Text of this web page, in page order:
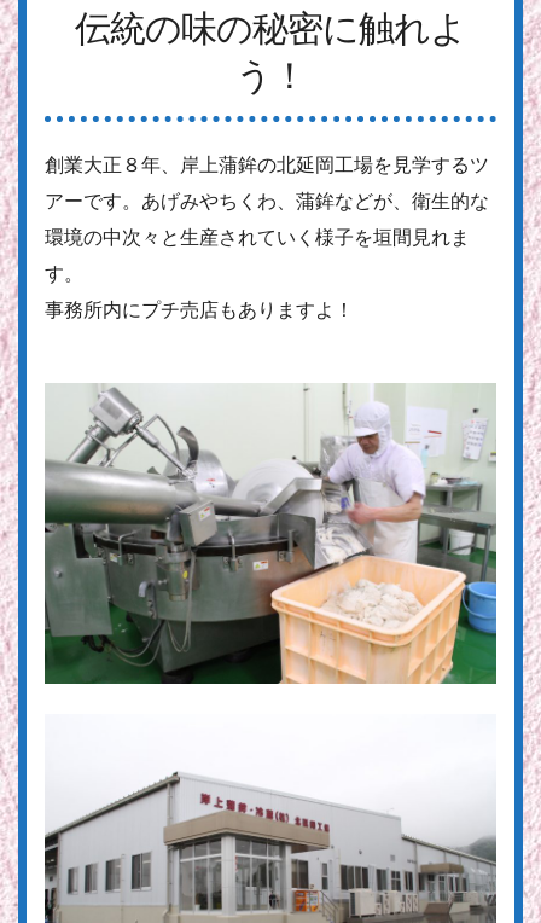
伝統の味の秘密に触れよ
う！
創業大正８年、岸上蒲鉾の北延岡工場を見学するツ
アーです。あげみやちくわ、蒲鉾などが、衛生的な
環境の中次々と生産されていく様子を垣間見れま
す。
事務所内にプチ売店もありますよ！